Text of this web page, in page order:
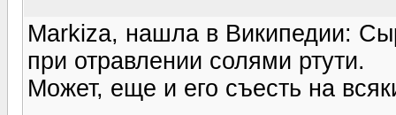
Markiza, нашла в Википедии:
при отравлении солями ртути.
Может, еще и его съесть на